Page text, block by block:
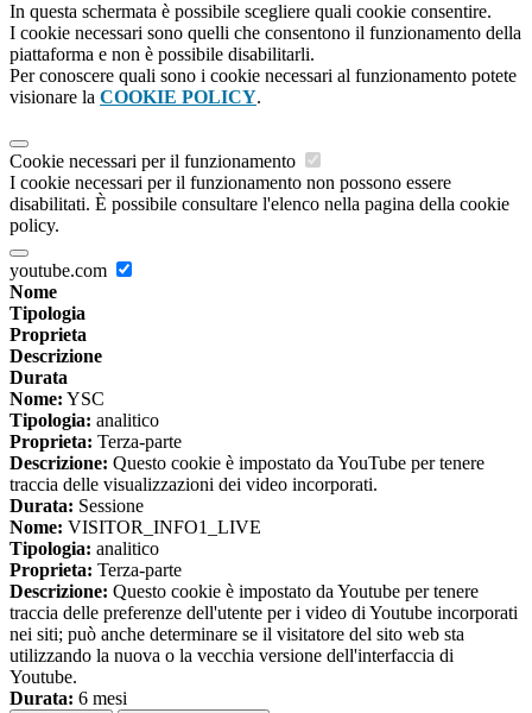
In questa schermata è possibile scegliere quali cookie consentire.
I cookie necessari sono quelli che consentono il funzionamento della
piattaforma e non è possibile disabilitarli.
Per conoscere quali sono i cookie necessari al funzionamento potete
visionare la COOKIE POLICY.
Cookie necessari per il funzionamento
I cookie necessari per il funzionamento non possono essere
disabilitati. È possibile consultare l'elenco nella pagina della cookie
policy.
youtube.com
Nome
Tipologia
Proprieta
Descrizione
Durata
Nome: YSC
Tipologia: analitico
Proprieta: Terza-parte
Descrizione: Questo cookie è impostato da YouTube per tenere
traccia delle visualizzazioni dei video incorporati.
Durata: Sessione
Nome: VISITOR_INFO1_LIVE
Tipologia: analitico
Proprieta: Terza-parte
Descrizione: Questo cookie è impostato da Youtube per tenere
traccia delle preferenze dell'utente per i video di Youtube incorporati
nei siti; può anche determinare se il visitatore del sito web sta
utilizzando la nuova o la vecchia versione dell'interfaccia di
Youtube.
Durata: 6 mesi